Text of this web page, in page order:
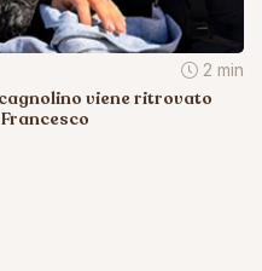
2 min
viene ritrovato